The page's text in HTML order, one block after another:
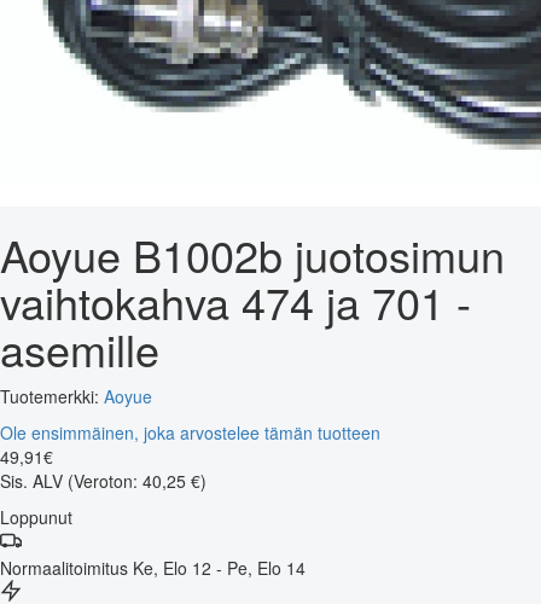
Aoyue B1002b juotosimun
vaihtokahva 474 ja 701 -
asemille
Tuotemerkki: Aoyue
Ole ensimmäinen, joka arvostelee tämän tuotteen
49,91€
Sis. ALV (Veroton: 40,25 €)
Loppunut
Normaalitoimitus Ke, Elo 12 - Pe, Elo 14